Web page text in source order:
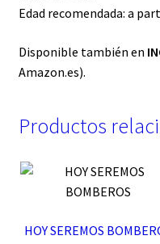
Edad recomendada: a
Disponible también en
Amazon.es).
Productos
HOY SEREMOS